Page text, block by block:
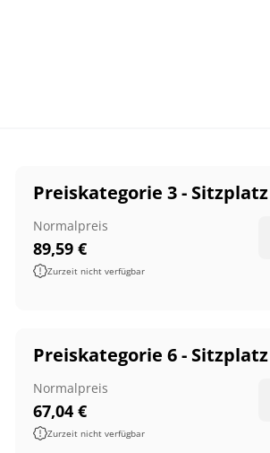
Preiskategorie 3 - Sitzplatz
Normalpreis
89,59 €
Zurzeit nicht verfügbar
Preiskategorie 6 - Sitzplatz
Normalpreis
67,04 €
Zurzeit nicht verfügbar